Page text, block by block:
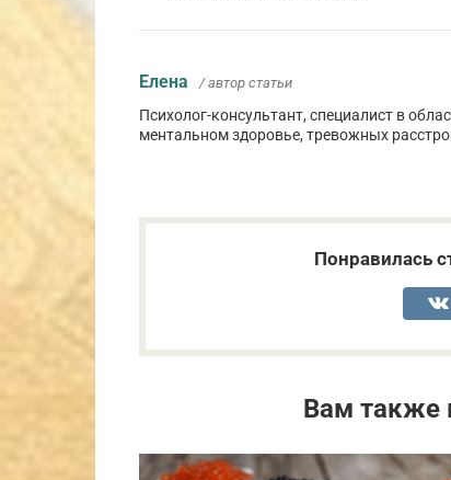
Елена / автор статьи
Психолог-консультант, специалист в
ментальном здоровье, тревожных
Понравилась
Вам также